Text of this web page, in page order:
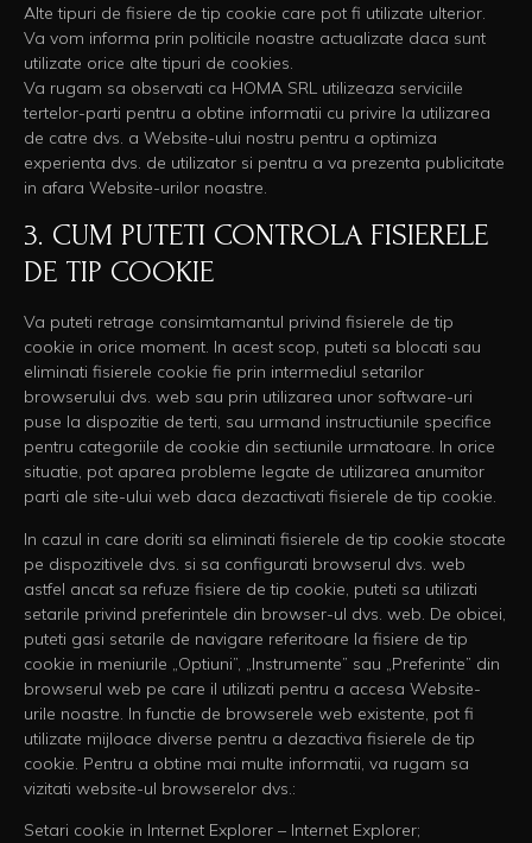
Alte tipuri de fisiere de tip cookie care pot fi utilizate ulterior.
Va vom informa prin politicile noastre actualizate daca sunt
utilizate orice alte tipuri de cookies.
Va rugam sa observati ca HOMA SRL utilizeaza serviciile
tertelor-parti pentru a obtine informatii cu privire la utilizarea
de catre dvs. a Website-ului nostru pentru a optimiza
experienta dvs. de utilizator si pentru a va prezenta publicitate
in afara Website-urilor noastre.
3. CUM PUTETI CONTROLA FISIERELE
DE TIP COOKIE
Va puteti retrage consimtamantul privind fisierele de tip
cookie in orice moment. In acest scop, puteti sa blocati sau
eliminati fisierele cookie fie prin intermediul setarilor
browserului dvs. web sau prin utilizarea unor software-uri
puse la dispozitie de terti, sau urmand instructiunile specifice
pentru categoriile de cookie din sectiunile urmatoare. In orice
situatie, pot aparea probleme legate de utilizarea anumitor
parti ale site-ului web daca dezactivati fisierele de tip cookie.
In cazul in care doriti sa eliminati fisierele de tip cookie stocate
pe dispozitivele dvs. si sa configurati browserul dvs. web
astfel ancat sa refuze fisiere de tip cookie, puteti sa utilizati
setarile privind preferintele din browser-ul dvs. web. De obicei,
puteti gasi setarile de navigare referitoare la fisiere de tip
cookie in meniurile „Optiuni”, „Instrumente” sau „Preferinte” din
browserul web pe care il utilizati pentru a accesa Website-
urile noastre. In functie de browserele web existente, pot fi
utilizate mijloace diverse pentru a dezactiva fisierele de tip
cookie. Pentru a obtine mai multe informatii, va rugam sa
vizitati website-ul browserelor dvs.:
Setari cookie in Internet Explorer – Internet Explorer;